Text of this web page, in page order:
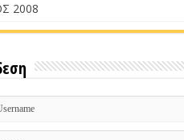
2008